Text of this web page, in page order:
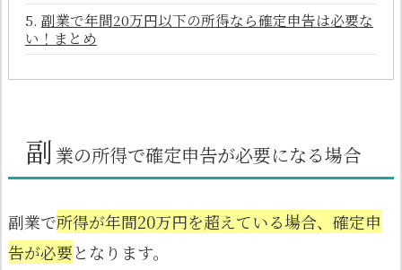
副業で年間20万円以下の所得なら確定申告は必要な
い！まとめ
副 業の所得で確定申告が必要になる場合
副業で所得が年間20万円を超えている場合、確定申
告が必要となります。